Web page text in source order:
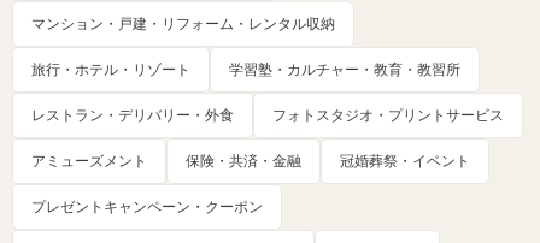
マンション・戸建・リフォーム・レンタル収納
旅行・ホテル・リゾート 学習塾・カルチャー・教育・教習所
レストラン・デリバリー・外食 フォトスタジオ・プリントサービス
アミューズメント 保険・共済・金融 冠婚葬祭・イベント
プレゼントキャンペーン・クーポン